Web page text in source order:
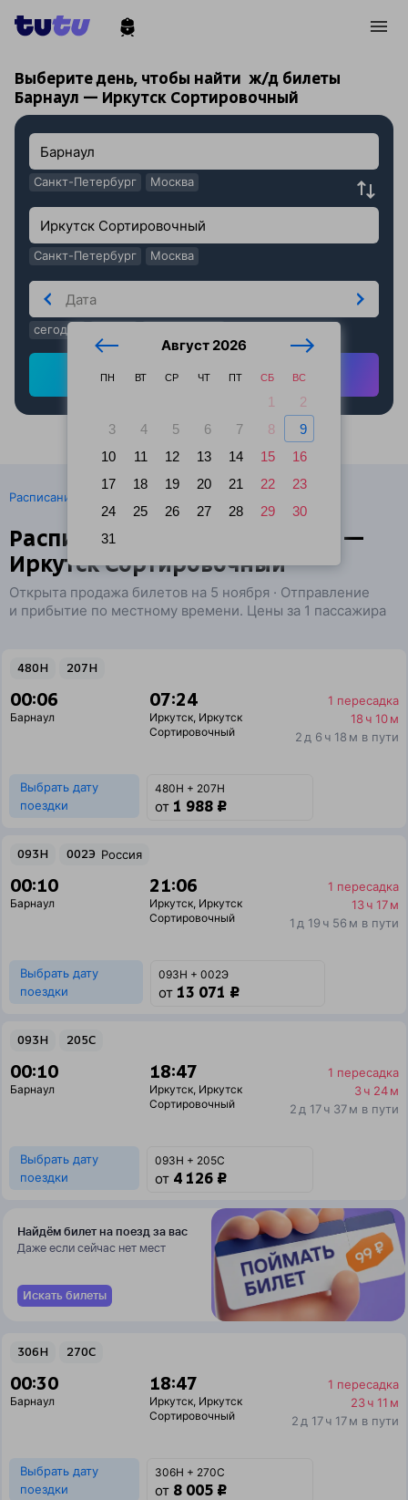
Выберите день, чтобы найти ж/д билеты
Барнаул — Иркутск Сортировочный
Санкт-Петербург Москва
Санкт-Петербург Москва
Август 2026
ПН ВТ СР ЧТ ПТ СБ ВС
1
2
3
4 5 6 7 8
9
10
11 12 13 14 15
16
17
18 19 20 21 22
23
24
25 26 27 28 29
30
31
сегодня
Найти ж/д билеты
Расписание поездов
Расписание поездов Барнаул —
Иркутск Сортировочный
Открыта продажа билетов на 5 ноября · Отправление
и прибытие по местному времени. Цены за 1 пассажира
480Н 207Н
00:06
Барнаул
07:24
Иркутск, Иркутск
Сортировочный
1 пересадка
18 ч 10 м
2 д 6 ч 18 м в пути
Выбрать дату
поездки
480Н + 207Н
от 1 988 ₽
093Н 002Э Россия
00:10
Барнаул
21:06
Иркутск, Иркутск
Сортировочный
1 пересадка
13 ч 17 м
1 д 19 ч 56 м в пути
Выбрать дату
поездки
093Н + 002Э
от 13 071 ₽
093Н 205С
00:10
Барнаул
18:47
Иркутск, Иркутск
Сортировочный
1 пересадка
3 ч 24 м
2 д 17 ч 37 м в пути
Выбрать дату
поездки
093Н + 205С
от 4 126 ₽
Найдём билет на поезд за вас
Даже если сейчас нет мест
Искать билеты
306Н 270С
00:30
Барнаул
18:47
Иркутск, Иркутск
Сортировочный
1 пересадка
23 ч 11 м
2 д 17 ч 17 м в пути
Выбрать дату
поездки
306Н + 270С
от 8 005 ₽